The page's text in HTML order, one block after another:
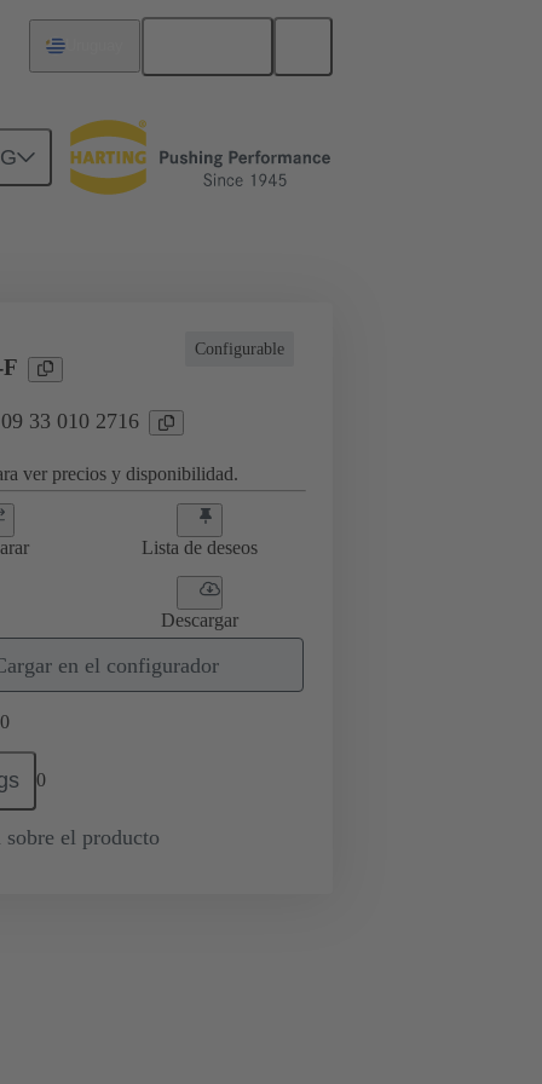
aplicaciones industriales
Configurable
33 010 2716
ver precios y disponibilidad.
Lista de deseos
Descargar
en el configurador
0
0
sobre el producto